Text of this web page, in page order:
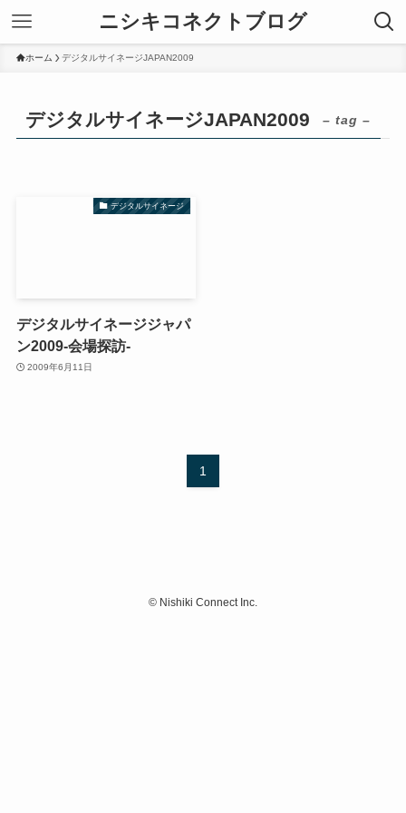
ニシキコネクトブログ
ホーム デジタルサイネージJAPAN2009
デジタルサイネージJAPAN2009 – tag –
デジタルサイネージ
デジタルサイネージジャパ
ン2009-会場探訪-
2009年6月11日
1
© Nishiki Connect Inc.